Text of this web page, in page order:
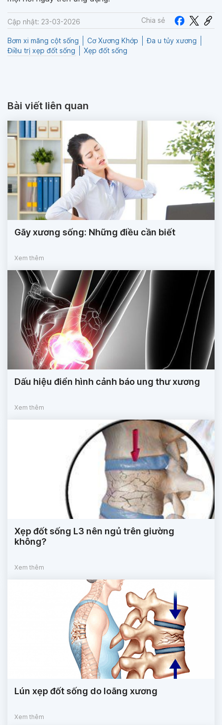
Cập nhật: 23-03-2026 Chia sẻ
Bơm xi măng cột sống Cơ Xương Khớp
Đa u tủy xương
Điều trị xẹp đốt sống
Xẹp đốt sống
Bài viết liên quan
Gãy xương sống: Những điều cần biết
Xem thêm
Dấu hiệu điển hình cảnh báo ung thư xương
Xem thêm
Xẹp đốt sống L3 nên ngủ trên giường
không?
Xem thêm
Lún xẹp đốt sống do loãng xương
Xem thêm